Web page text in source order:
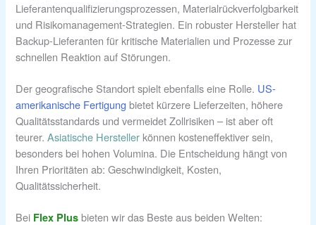
Lieferantenqualifizierungsprozessen, Materialrückverfolgbarkeit
und Risikomanagement-Strategien. Ein robuster Hersteller hat
Backup-Lieferanten für kritische Materialien und Prozesse zur
schnellen Reaktion auf Störungen.
Der geografische Standort spielt ebenfalls eine Rolle. US-
amerikanische Fertigung bietet kürzere Lieferzeiten, höhere
Qualitätsstandards und vermeidet Zollrisiken – ist aber oft
teurer.Asiatische Hersteller können kosteneffektiver sein,
besonders bei hohen Volumina. Die Entscheidung hängt von
Ihren Prioritäten ab: Geschwindigkeit, Kosten,
Qualitätssicherheit.
Bei Flex Plus bieten wir das Beste aus beiden Welten: